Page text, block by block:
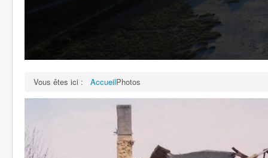
Vous êtes ici : AccueilPhotos